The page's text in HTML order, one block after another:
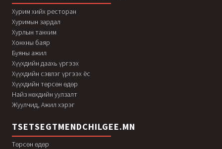
Хурим хийх ресторан
Хуримын зардал
Хурлын танхим
Хонхны баяр
Буяны ажил
Хүүхдийн даахь үргээх
Хүүхдийн сэвлэг үргээх ёс
Хүүхдийн төрсөн өдөр
Найз нөхдийн уулзалт
Жуулчид, Ажил хэрэг
TSETSEGTMENDCHILGEE.MN
Төрсөн өдөр